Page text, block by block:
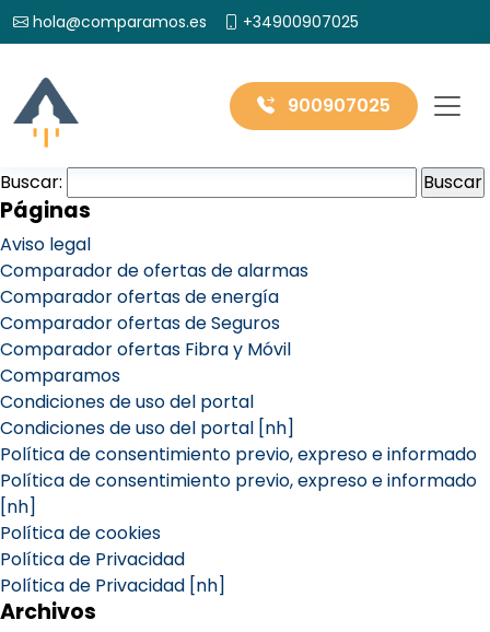
hola@comparamos.es +34900907025
900907025
Buscar:
Páginas
Aviso legal
Comparador de ofertas de alarmas
Comparador ofertas de energía
Comparador ofertas de Seguros
Comparador ofertas Fibra y Móvil
Comparamos
Condiciones de uso del portal
Condiciones de uso del portal [nh]
Política de consentimiento previo, expreso e informado
Política de consentimiento previo, expreso e informado
[nh]
Política de cookies
Política de Privacidad
Política de Privacidad [nh]
Archivos